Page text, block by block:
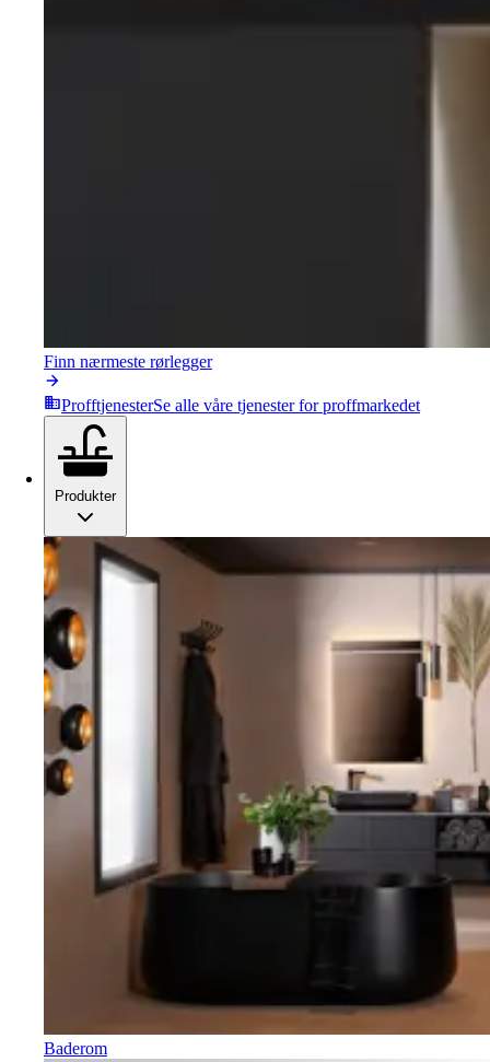
Finn nærmeste rørlegger
ProfftjenesterSe alle våre tjenester for proffmarkedet
Produkter
Baderom